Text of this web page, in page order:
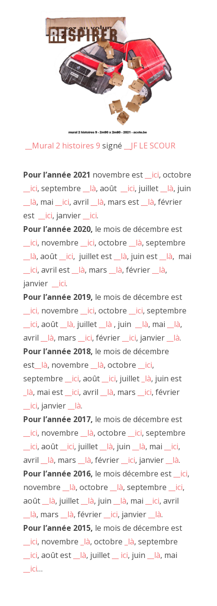
__Mural 2 histoires 9 signé __JF LE SCOUR
Pour l’année 2021 novembre est __ici, octobre
__ici, septembre __là, août __ici, juillet __là, juin
__là, mai __ici, avril __là, mars est __là, février
est
__ici, janvier __ici.
Pour l’année 2020, le mois de décembre est
__ici, novembre __ici, octobre __là, septembre
__là, août __ici, juillet est __là, juin est __là, mai
__ici, avril est __là, mars __là, février __là,
janvier
__ici.
Pour l’année 2019, le mois de décembre est
__ici, novembre __ici, octobre __ici, septembre
__ici, août __là, juillet __là , juin __là, mai __là,
avril
__là, mars __ici, février __ici, janvier __là.
Pour l’année 2018, le mois de décembre
est __là, novembre __là, octobre __ici,
septembre
__ici, août __ici, juillet _là, juin est
_là, mai est __ici, avril __là, mars __ici, février
__ici, janvier __là.
Pour l’année 2017, le mois de décembre est
__ici, novembre __là, octobre __ici, septembre
__ici, août __ici, juillet __là, juin __là, mai __ici,
avril
__là, mars __là, février __ici, janvier __là.
Pour l’année 2016, le mois décembre est __ici,
novembre
__là, octobre __là, septembre __ici,
août
__là, juillet __là, juin __là, mai __ici, avril
__là, mars __là, février __ici, janvier __là.
Pour l’année 2015, le mois de décembre est
__ici, novembre _là, octobre _là, septembre
__ici, août est __là, juillet __ ici, juin __là, mai
__ici…
ribambelles de photos, de vidéos et d'objets.
SACHA et ALEX pour "Pédale Pédale" 2018
"Pédale Pédale", décembre 2018